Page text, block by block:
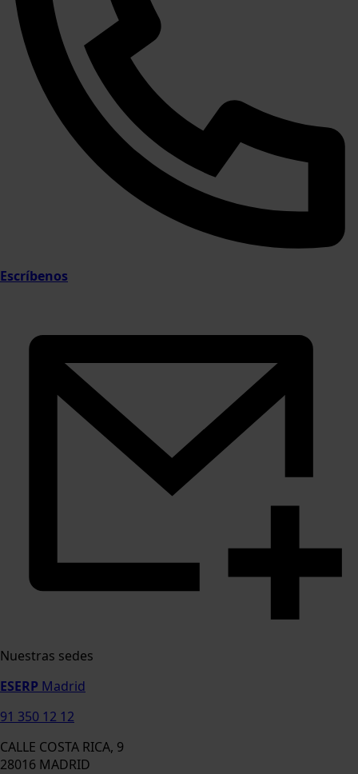
Escríbenos
Nuestras sedes
ESERP Madrid
91 350 12 12
CALLE COSTA RICA, 9
28016 MADRID